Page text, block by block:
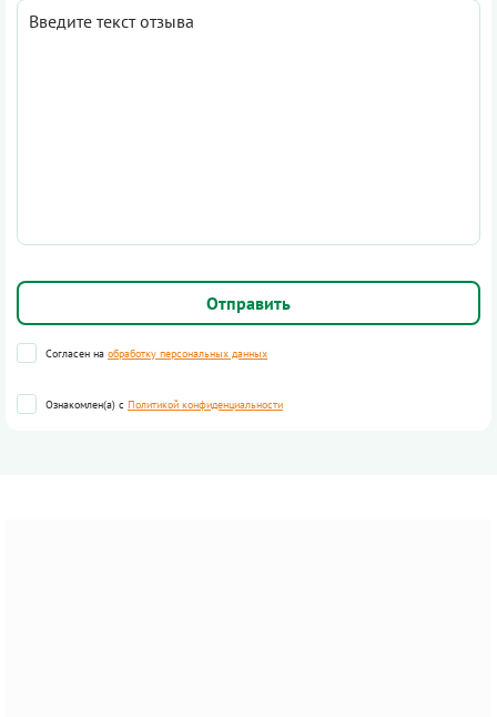
Согласен на обработку персональных данных
Ознакомлен(а) с Политикой конфиденциальности